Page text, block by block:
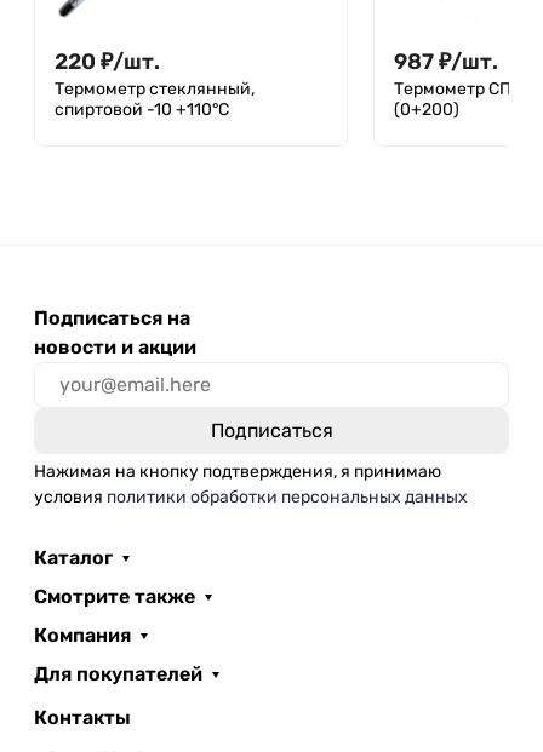
220 ₽/шт.
Термометр стеклянный,
спиртовой -10 +110°C
987₽/шт.
Термометр СП-
(0+200)
Подписаться на
новости и акции
Нажимая на кнопку подтверждения, я принимаю
условия политики обработки персональных данных
Каталог
Смотрите также
Компания
Для покупателей
Контакты